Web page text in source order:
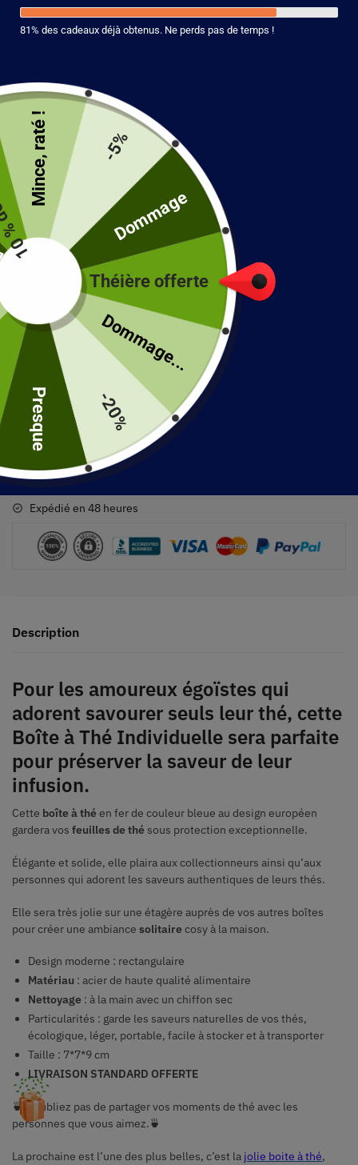
Boite à Thé L’Individuelle
21.90 €
8 en stock
Ajouter au panier
Expédié en 48 heures
Description
Pour les amoureux égoïstes qui
adorent savourer seuls leur thé, cette
Boîte à Thé Individuelle sera parfaite
pour préserver la saveur de leur
infusion.
Cette boîte à théen fer de couleur bleue au design européen
gardera vos feuilles de thé sous protection exceptionnelle.
Élégante et solide, elle plaira aux collectionneurs ainsi qu’aux
personnes qui adorent les saveurs authentiques de leurs thés.
Elle sera très jolie sur une étagère auprès de vos autres boîtes
pour créer une ambiance solitairecosy à la maison.
Design moderne : rectangulaire
Matériau : acier de haute qualité alimentaire
Nettoyage : à la main avec un chiffon sec
Particularités : garde les saveurs naturelles de vos thés,
écologique, léger, portable, facile à stocker et à transporter
Taille : 7*7*9 cm
LIVRAISON STANDARD OFFERTE
🍵N’oubliez pas de partager vos moments de thé avec les
personnes que vous aimez.🍵
La prochaine est l’une des plus belles, c’est la jolie boite à thé,
81% des cadeaux déjà obtenus. Ne perds pas de temps !
Théière offerte
Dommage...
-20%
Presque
Mince, raté ! -5%
Dommage